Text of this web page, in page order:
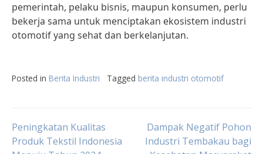
pemerintah, pelaku bisnis, maupun konsumen, perlu
bekerja sama untuk menciptakan ekosistem industri
otomotif yang sehat dan berkelanjutan.
Posted in Berita Industri Tagged berita industri otomotif
Post
Peningkatan Kualitas
Produk Tekstil Indonesia
Dampak Negatif Pohon
Industri Tembakau bagi